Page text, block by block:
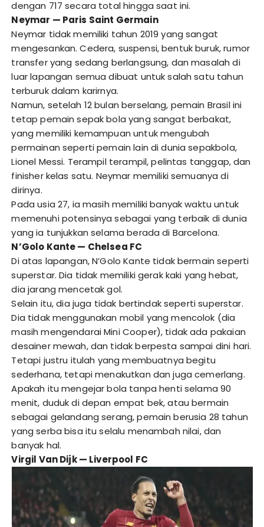
dengan 717 secara total hingga saat ini.
Neymar — Paris Saint Germain
Neymar tidak memiliki tahun 2019 yang sangat
mengesankan. Cedera, suspensi, bentuk buruk, rumor
transfer yang sedang berlangsung, dan masalah di
luar lapangan semua dibuat untuk salah satu tahun
terburuk dalam karirnya.
Namun, setelah 12 bulan berselang, pemain Brasil ini
tetap pemain sepak bola yang sangat berbakat,
yang memiliki kemampuan untuk mengubah
permainan seperti pemain lain di dunia sepakbola,
Lionel Messi. Terampil terampil, pelintas tanggap, dan
finisher kelas satu. Neymar memiliki semuanya di
dirinya.
Pada usia 27, ia masih memiliki banyak waktu untuk
memenuhi potensinya sebagai yang terbaik di dunia
yang ia tunjukkan selama berada di Barcelona.
N’Golo Kante — Chelsea FC
Di atas lapangan, N’Golo Kante tidak bermain seperti
superstar. Dia tidak memiliki gerak kaki yang hebat,
dia jarang mencetak gol.
Selain itu, dia juga tidak bertindak seperti superstar.
Dia tidak menggunakan mobil yang mencolok (dia
masih mengendarai Mini Cooper), tidak ada pakaian
desainer mewah, dan tidak berpesta sampai dini hari.
Tetapi justru itulah yang membuatnya begitu
sederhana, tetapi menakutkan dan juga cemerlang.
Apakah itu mengejar bola tanpa henti selama 90
menit, duduk di depan empat bek, atau bermain
sebagai gelandang serang, pemain berusia 28 tahun
yang serba bisa itu selalu menambah nilai, dan
banyak hal.
Virgil Van Dijk — Liverpool FC